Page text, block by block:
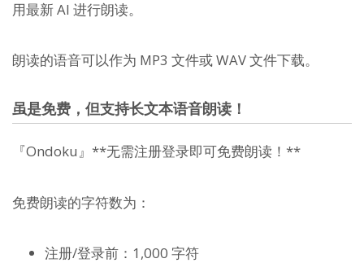
用最新 AI 进行朗读。
朗读的语音可以作为 MP3 文件或 WAV 文件下载。
虽是免费，但支持长文本语音朗读！
『Ondoku』**无需注册登录即可免费朗读！**
免费朗读的字符数为：
注册/登录前：1,000 字符